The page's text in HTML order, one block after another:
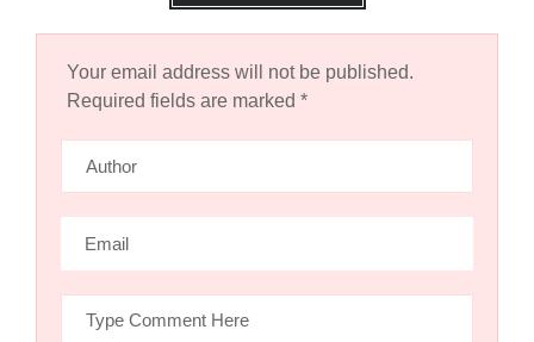
Your email address will not be published.
Required fields are marked *